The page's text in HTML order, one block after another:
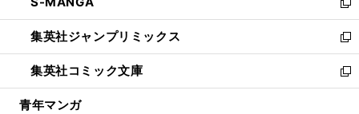
開
く
ド
ウ
で
開
く
ィ
ン
ド
ウ
で
開
い
ウ
ィ
ン
ド
ウ
新
し
い
ウ
ィ
ン
集英社ジャンプリミックス
新
し
い
ウ
集英社コミック文庫
新
し
青年マンガ